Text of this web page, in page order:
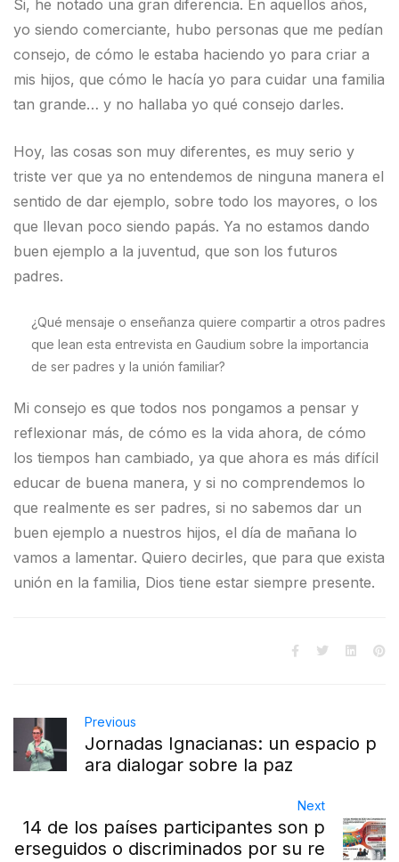
Si, he notado una gran diferencia. En aquellos años,
yo siendo comerciante, hubo personas que me pedían
consejo, de cómo le estaba haciendo yo para criar a
mis hijos, que cómo le hacía yo para cuidar una familia
tan grande… y no hallaba yo qué consejo darles.
Hoy, las cosas son muy diferentes, es muy serio y
triste ver que ya no entendemos de ninguna manera el
sentido de dar ejemplo, sobre todo los mayores, o los
que llevan poco siendo papás. Ya no estamos dando
buen ejemplo a la juventud, que son los futuros
padres.
¿Qué mensaje o enseñanza quiere compartir a otros padres
que lean esta entrevista en Gaudium sobre la importancia
de ser padres y la unión familiar?
Mi consejo es que todos nos pongamos a pensar y
reflexionar más, de cómo es la vida ahora, de cómo
los tiempos han cambiado, ya que ahora es más difícil
educar de buena manera, y si no comprendemos lo
que realmente es ser padres, si no sabemos dar un
buen ejemplo a nuestros hijos, el día de mañana lo
vamos a lamentar. Quiero decirles, que para que exista
unión en la familia, Dios tiene estar siempre presente.
Previous
Jornadas Ignacianas: un espacio p
ara dialogar sobre la paz
Next
14 de los países participantes son p
erseguidos o discriminados por su re